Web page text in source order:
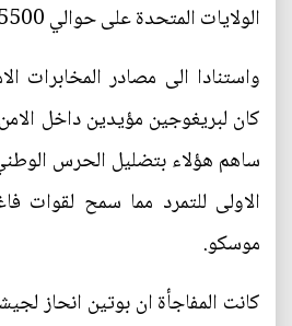
الولايات المتحدة على حوالي 5500 رأس).
واستنادا الى مصادر المخابرات
كان لبريغوجين مؤيدين داخل
ساهم هؤلاء بتضليل الحرس
الاولى للتمرد مما سمح لقوات
موسكو.
كانت المفاجأة ان بوتين انحاز